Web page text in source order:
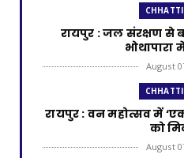
रायपुर : जल संरक्षण से
August
रायपुर : वन महोत्सव में
को
August